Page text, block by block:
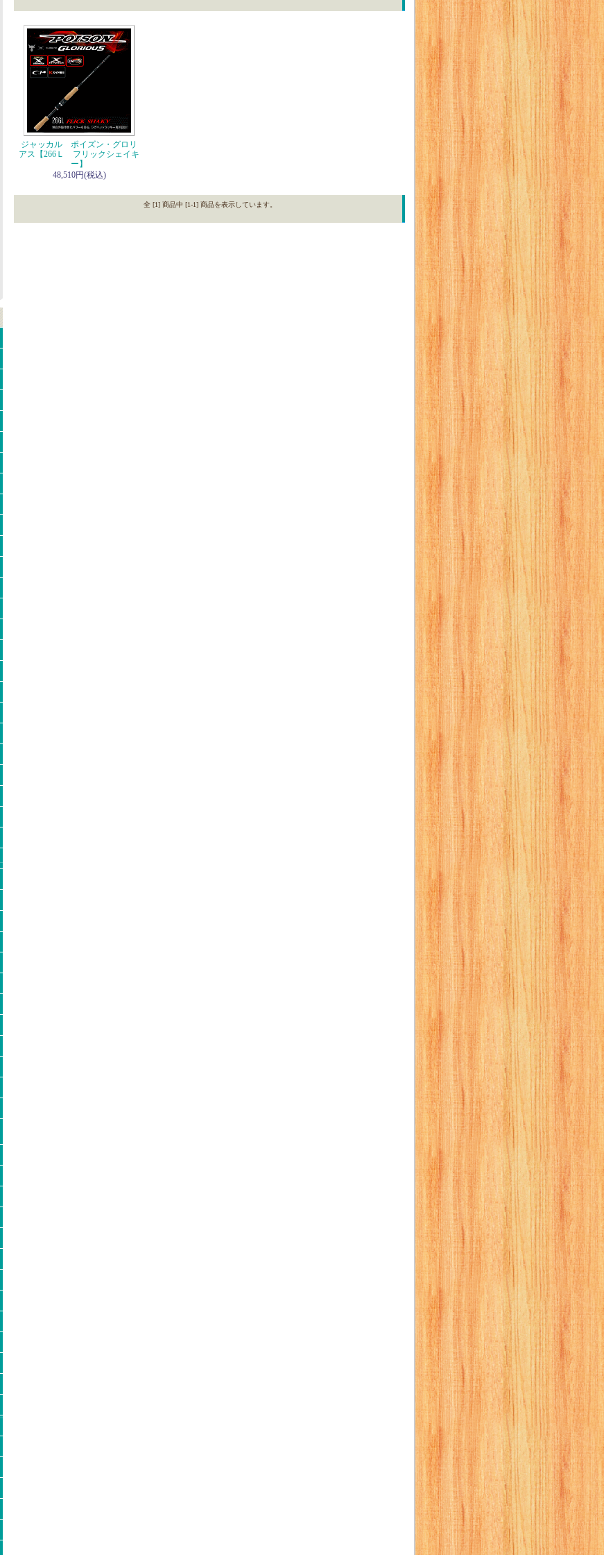
ジャッカル ポイズン・グロリ
アス【266Ｌ フリックシェイキ
ー】
48,510円(税込)
全 [1] 商品中 [1-1] 商品を表示しています。